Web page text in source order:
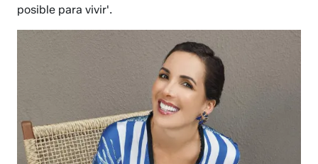
posible para vivir'.